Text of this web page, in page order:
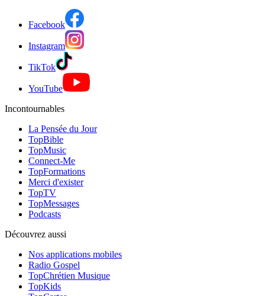
Facebook
Instagram
TikTok
YouTube
Incontournables
La Pensée du Jour
TopBible
TopMusic
Connect-Me
TopFormations
Merci d'exister
TopTV
TopMessages
Podcasts
Découvrez aussi
Nos applications mobiles
Radio Gospel
TopChrétien Musique
TopKids